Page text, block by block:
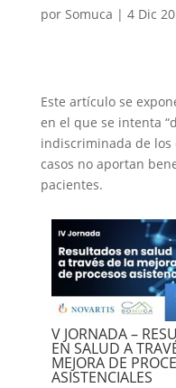
por Somuca | 4 Dic
Este artículo se
en el que se intenta
indiscriminada de los
casos no aportan
pacientes.
V JORNADA –
EN SALUD A
MEJORA DE
ASISTENCIALES